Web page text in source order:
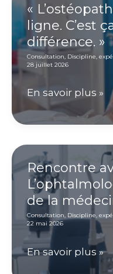
«
ligne. C’est
différence. »
Consultation, Discipline,
28 juillet 2026
«
L’ostéopathe
est
en
première
ligne.
C’est
ça,
vraie
En savoir plus »
Rencontre
de la
Consultation, Discipline,
22 mai 2026
Rencontre
avec
En savoir plus »